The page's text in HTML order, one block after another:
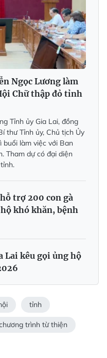
Ngọc Lương làm
Chữ thập đỏ tỉnh
Tỉnh ủy Gia Lai, đồng
thư Tỉnh ủy, Chủ tịch Ủy
buổi làm việc với Ban
Tham dự có đại diện
trợ 200 con gà
khó khăn, bệnh
Lai kêu gọi ủng hộ
tỉnh
trình từ thiện